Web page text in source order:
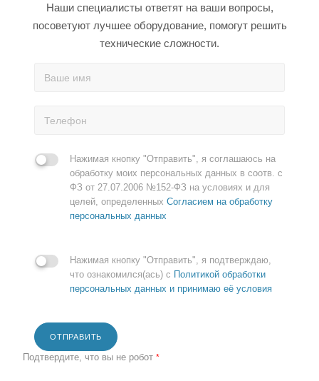
Наши специалисты ответят на ваши вопросы,
посоветуют лучшее оборудование, помогут решить
технические сложности.
Нажимая кнопку "Отправить", я соглашаюсь на
обработку моих персональных данных в соотв. с
ФЗ от 27.07.2006 №152-ФЗ на условиях и для
целей, определенных Согласием на обработку
персональных данных
Нажимая кнопку "Отправить", я подтверждаю,
что ознакомился(ась) с Политикой обработки
персональных данных и принимаю её условия
ОТПРАВИТЬ
Подтвердите, что вы не робот *